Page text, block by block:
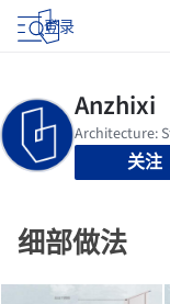
登录
关注
细部做法